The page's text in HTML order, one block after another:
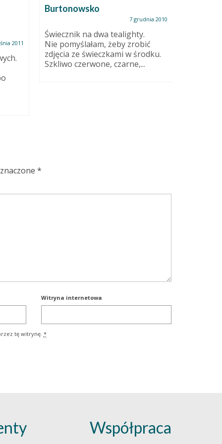
2011
Burtonowsko
7 grudnia 2010
Świecznik na dwa tealighty.
Nie pomyślałam, żeby zrobić
zdjęcia ze świeczkami w środku.
Szkliwo czerwone, czarne,...
*
Witryna internetowa
tę witrynę. *
Współpraca